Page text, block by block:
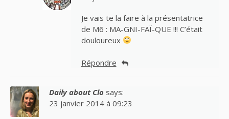
Je vais te la faire à la présentatrice
de M6 : MA-GNI-FAÏ-QUE !!! C’était
douloureux
Répondre
Daily about Clo says:
23 janvier 2014 à 09:23